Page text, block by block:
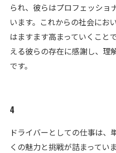
られ、彼らはプロフェッショ
います。これからの社会にお
はますます高まっていくこと
える彼らの存在に感謝し、理
です。
4
ドライバーとしての仕事は、
くの魅力と挑戦が詰まってい